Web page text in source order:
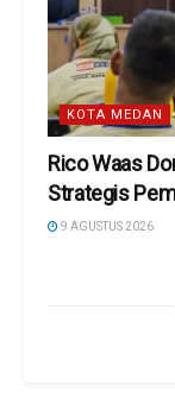
KOTA MEDAN
Rico Waas
Strategis
9 AGUSTUS 2026